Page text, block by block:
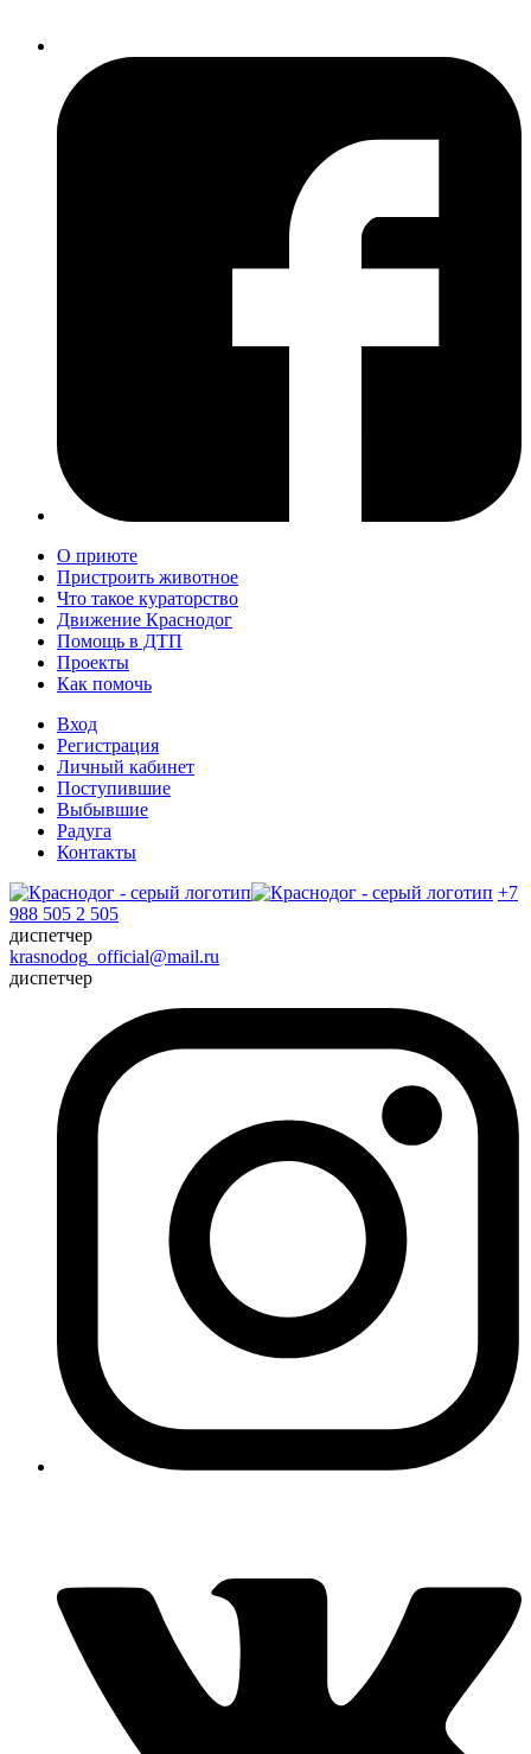
О приюте
Пристроить животное
Что такое кураторство
Движение Краснодог
Помощь в ДТП
Проекты
Как помочь
Вход
Регистрация
Личный кабинет
Поступившие
Выбывшие
Радуга
Контакты
+7
988 505 2 505
диспетчер
krasnodog_official@mail.ru
диспетчер